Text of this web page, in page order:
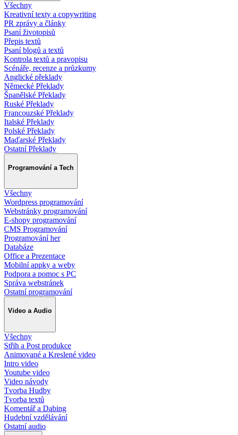
Všechny
Kreativní texty a copywriting
PR zprávy a články
Psaní životopisů
Přepis textů
Psaní blogů a textů
Kontrola textů a pravopisu
Scénáře, recenze a průzkumy
Anglické překlady
Německé Překlady
Španělské Překlady
Ruské Překlady
Francouzské Překlady
Italské Překlady
Polské Překlady
Maďarské Překlady
Ostatní Překlady
Programování a Tech
Všechny
Wordpress programování
Webstránky programování
E-shopy programování
CMS Programování
Programování her
Databáze
Office a Prezentace
Mobilní appky a weby
Podpora a pomoc s PC
Správa webstránek
Ostatní programování
Video a Audio
Všechny
Střih a Post produkce
Animované a Kreslené video
Intro video
Youtube video
Video návody
Tvorba Hudby
Tvorba textů
Komentář a Dabing
Hudební vzdělávání
Ostatní audio